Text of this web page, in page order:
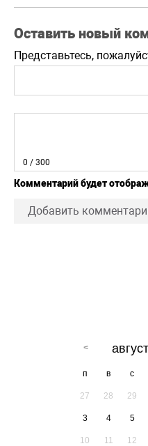
Оставить новый
Представьтесь,
0 / 300
Комментарий будет
Добавить
п в с
27 28 29
3 4 5
10 11 12